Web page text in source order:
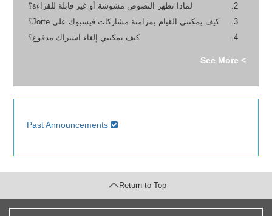
لماذا تظهر النصوص مشوشة أو غير قابلة للقراءة؟
كيف يمكنني القيام بمزامنة مشاركات فيسبوك على Jorte؟
كيف يمكنني إلغاء اشتراك مدفوع؟
> See More
Past Announcements
Return to Top